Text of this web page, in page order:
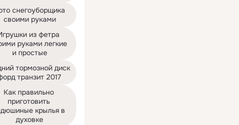
снегоуборщика
своими руками
из фетра
руками легкие
и простые
тормозной диск
транзит 2017
Как правильно
приготовить
крылья в
духовке